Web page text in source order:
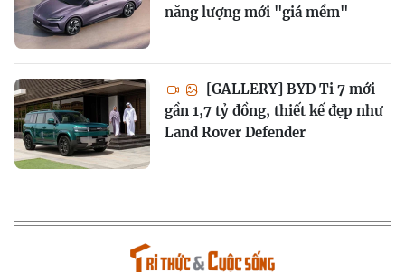
năng lượng mới "giá mềm"
[GALLERY] BYD Ti 7 mới
gần 1,7 tỷ đồng, thiết kế đẹp như
Land Rover Defender